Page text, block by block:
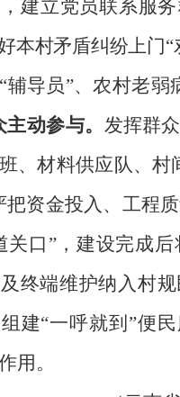
建立党员联系服务
本村矛盾纠纷上门
辅导员”、农村老弱
动参与。 发挥群
、材料供应队、村
把资金投入、工程
关口”，建设完成后
终端维护纳入村
组建“一呼就到”便
用。